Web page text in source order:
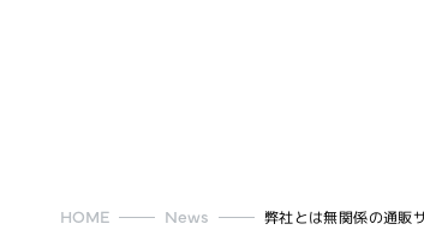
HOME News 弊社とは無関係の通販